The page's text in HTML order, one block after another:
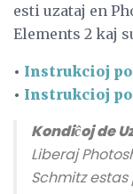
esti uzataj en
Elements 2 kaj
• Instrukcioj
• Instrukcioj
Kondiĉoj de
Liberaj
Schmitz